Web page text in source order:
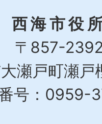
西海市役
〒857-
瀬戸町瀬
号：0959-